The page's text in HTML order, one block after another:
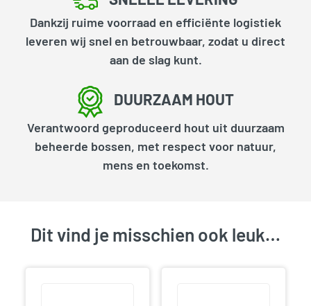
Dankzij ruime voorraad en efficiënte logistiek
leveren wij snel en betrouwbaar, zodat u direct
aan de slag kunt.
DUURZAAM HOUT
Verantwoord geproduceerd hout uit duurzaam
beheerde bossen, met respect voor natuur,
mens en toekomst.
Dit vind je misschien ook leuk…